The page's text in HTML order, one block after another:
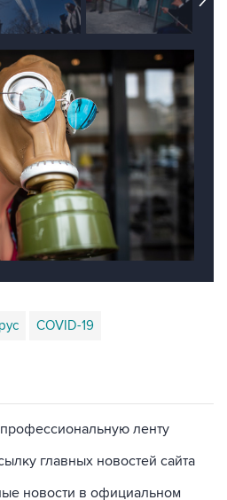
COVID-19
ленту
главных новостей сайта
новости в официальном